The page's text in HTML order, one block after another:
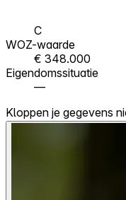
C
WOZ-waarde
€ 348.000
Eigendomssituatie
—
Kloppen je gegevens